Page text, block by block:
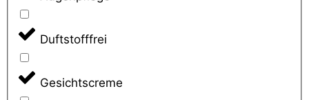
Duftstofffrei
Gesichtscreme